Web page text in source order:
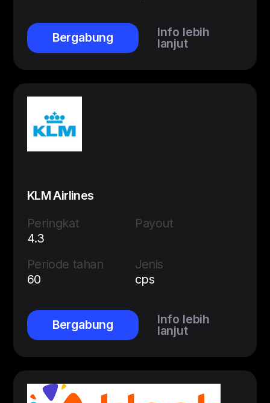
Bergabung Info lebih
lanjut
KLM Airlines
Peringkat
4.3
Payout
Periode tahan
60
Jenis
cps
Bergabung Info lebih
lanjut